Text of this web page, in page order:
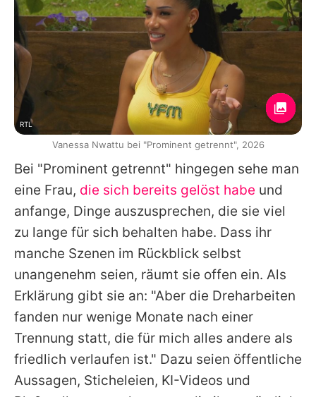
Bei "Prominent getrennt" hingegen sehe man
eine Frau, die sich bereits gelöst habe und
anfange, Dinge auszusprechen, die sie viel
zu lange für sich behalten habe. Dass ihr
manche Szenen im Rückblick selbst
unangenehm seien, räumt sie offen ein. Als
Erklärung gibt sie an: "Aber die Dreharbeiten
fanden nur wenige Monate nach einer
Trennung statt, die für mich alles andere als
friedlich verlaufen ist." Dazu seien öffentliche
Aussagen, Sticheleien, KI-Videos und
RTL
Vanessa Nwattu bei "Prominent getrennt", 2026